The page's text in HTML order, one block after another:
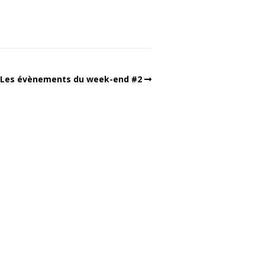
Les évènements du week-end #2